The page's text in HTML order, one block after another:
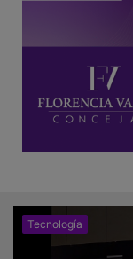
Tecnología